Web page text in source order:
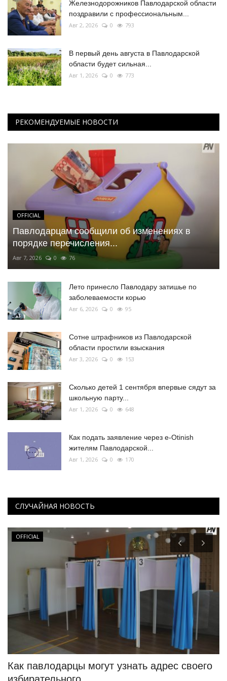
Железнодорожников Павлодарской области
поздравили с профессиональным...
Авг 2, 2026 0 793
В первый день августа в Павлодарской
области будет сильная...
Авг 1, 2026 0 773
РЕКОМЕНДУЕМЫЕ НОВОСТИ
OFFICIAL
Павлодарцам сообщили об изменениях в
порядке перечисления...
Авг 7, 2026 0 76
Лето принесло Павлодару затишье по
заболеваемости корью
Авг 6, 2026 0 95
Сотне штрафников из Павлодарской
области простили взыскания
Авг 3, 2026 0 153
Сколько детей 1 сентября впервые сядут за
школьную парту...
Авг 1, 2026 0 648
Как подать заявление через e-Otinish
жителям Павлодарской...
Авг 1, 2026 0 170
СЛУЧАЙНАЯ НОВОСТЬ
OFFICIAL
Как павлодарцы могут узнать адрес своего